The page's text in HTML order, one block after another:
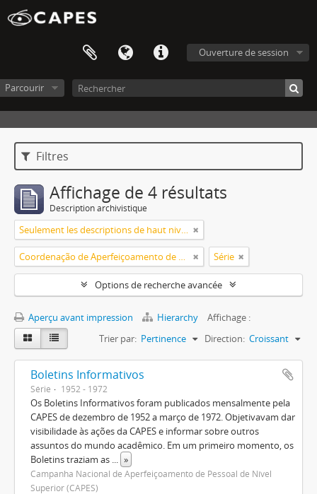
Ouverture de session
Parcourir
Filtres
Affichage de 4 résultats
Description archivistique
Seulement les descriptions de haut niveau
Coordenação de Aperfeiçoamento de Pessoal de Nível Superior (CAPES) Série
Options de recherche avancée
Aperçu avant impression Hierarchy
Affichage :
Trier par: Pertinence Direction: Croissant
Boletins Informativos
Série 1952 - 1972
Os Boletins Informativos foram publicados mensalmente pela
CAPES de dezembro de 1952 a março de 1972. Objetivavam dar
visibilidade às ações da CAPES e informar sobre outros
assuntos do mundo acadêmico. Em um primeiro momento, os
Boletins traziam as ... »
Campanha Nacional de Aperfeiçoamento de Pessoal de Nível
Superior (CAPES)